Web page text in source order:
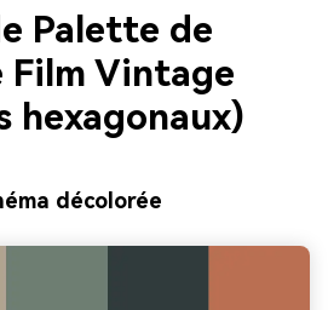
Palette de
Film Vintage
hexagonaux)
décolorée